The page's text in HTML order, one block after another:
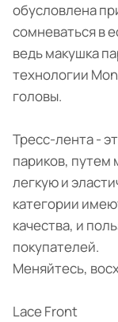
обусловлена
сомневаться в
ведь макушка
технологии
головы.
Тресс-лента -
париков, путем
легкую и
категории
качества, и
покупателей.
Меняйтесь,
Lace Front